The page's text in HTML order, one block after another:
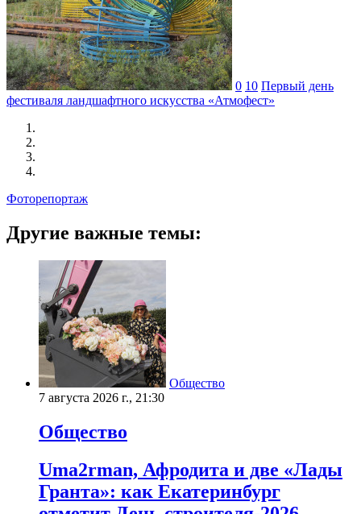
0 10 Первый день
фестиваля ландшафтного искусства «Атмофест»
Фоторепортаж
Другие важные темы:
Общество
7 августа 2026 г., 21:30
Общество
Uma2rman, Афродита и две «Лады
Гранта»: как Екатеринбург